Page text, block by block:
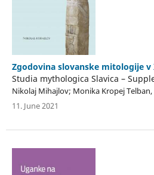
Zgodovina slovanske mitologije v
Studia mythologica Slavica –
Nikolaj Mihajlov; Monika Kropej Telban,
11. June 2021